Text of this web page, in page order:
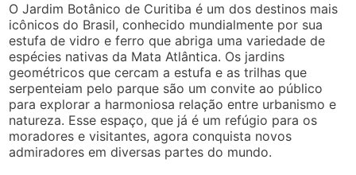
O Jardim Botânico de Curitiba é um dos destinos mais
icônicos do Brasil, conhecido mundialmente por sua
estufa de vidro e ferro que abriga uma variedade de
espécies nativas da Mata Atlântica. Os jardins
geométricos que cercam a estufa e as trilhas que
serpenteiam pelo parque são um convite ao público
para explorar a harmoniosa relação entre urbanismo e
natureza. Esse espaço, que já é um refúgio para os
moradores e visitantes, agora conquista novos
admiradores em diversas partes do mundo.